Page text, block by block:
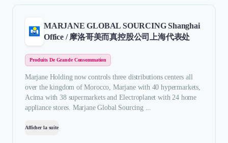
MARJANE GLOBAL SOURCING Shanghai
Office / 摩洛哥美而真控股公司上海代表处
Produits De Grande Consommation
Marjane Holding now controls three distributions centers all
over the kingdom of Morocco, Marjane with 40 hypermarkets,
Acima with 38 supermarkets and Electroplanet with 24 home
appliance stores. Marjane Global Sourcing ...
Afficher la suite